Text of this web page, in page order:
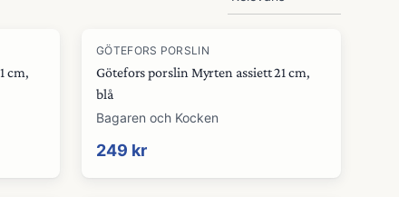
cm,
GÖTEFORS PORSLIN
Götefors porslin Myrten assiett 21 cm,
blå
Bagaren och Kocken
249 kr